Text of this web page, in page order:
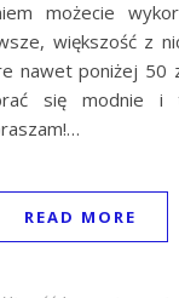
możecie
większość z
nawet poniżej 50
się modnie i
READ MORE